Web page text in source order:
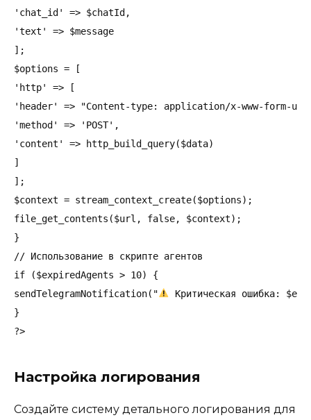
'chat_id' => $chatId,
'text' => $message
];
$options = [
'http' => [
'header' => "Content-type: application/x-www-form-
'method' => 'POST',
'content' => http_build_query($data)
]
];
$context = stream_context_create($options);
file_get_contents($url, false, $context);
}
// Использование в скрипте агентов
if ($expiredAgents > 10) {
sendTelegramNotification("
Критическая ошибка:
}
?>
Настройка логирования
Создайте систему детального логирования для